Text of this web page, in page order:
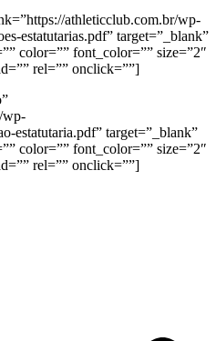
athleticclub.com.br/wp-
estatutarias.pdf” target=”_blank”
color=”” font_color=”” size=”2″
rel=”” onclick=””]
wp-
estatutaria.pdf” target=”_blank”
color=”” font_color=”” size=”2″
rel=”” onclick=””]